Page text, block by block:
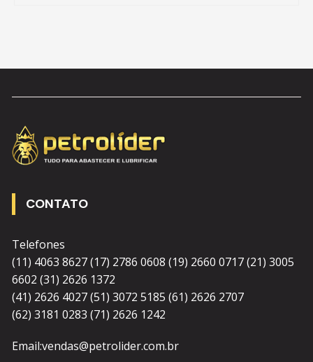
CONTATO
Telefones
(11) 4063 8627 (17) 2786 0608 (19) 2660 0717 (21) 3005
6602 (31) 2626 1372
(41) 2626 4027 (51) 3072 5185 (61) 2626 2707
(62) 3181 0283 (71) 2626 1242
Email:vendas@petrolider.com.br